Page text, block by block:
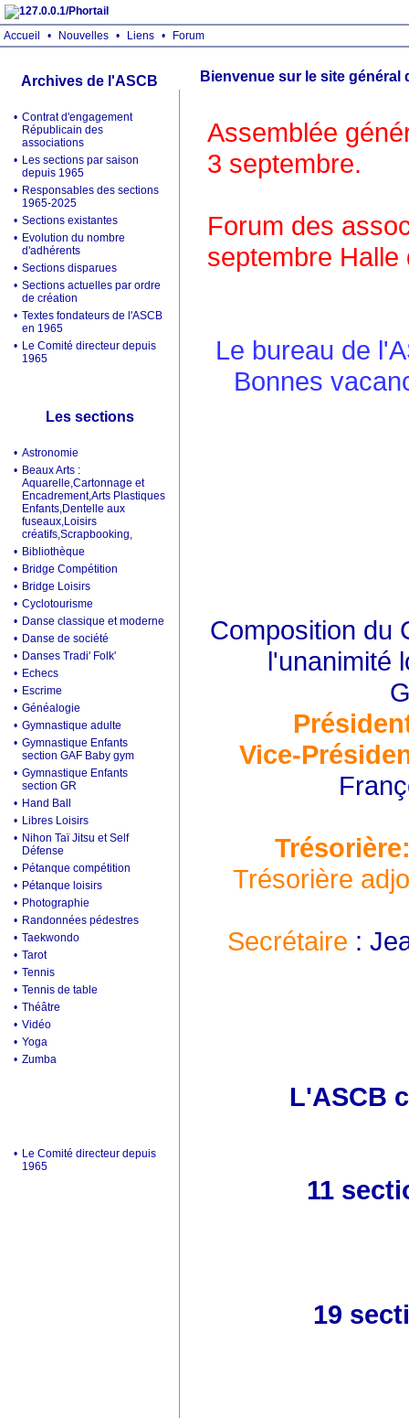
Accueil • Nouvelles • Liens • Forum
Archives de l'ASCB
• Contrat d'engagement
Républicain des
associations
• Les sections par saison
depuis 1965
• Responsables des sections
1965-2025
• Sections existantes
• Evolution du nombre
d'adhérents
• Sections disparues
• Sections actuelles par ordre
de création
• Textes fondateurs de l'ASCB
en 1965
• Le Comité directeur depuis
1965
Les sections
• Astronomie
• Beaux Arts :
Aquarelle,Cartonnage et
Encadrement,Arts Plastiques
Enfants,Dentelle aux
fuseaux,Loisirs
créatifs,Scrapbooking,
• Bibliothèque
• Bridge Compétition
• Bridge Loisirs
• Cyclotourisme
• Danse classique et moderne
• Danse de société
• Danses Tradi' Folk'
• Echecs
• Escrime
• Généalogie
• Gymnastique adulte
• Gymnastique Enfants
section GAF Baby gym
• Gymnastique Enfants
section GR
• Hand Ball
• Libres Loisirs
• Nihon Taï Jitsu et Self
Défense
• Pétanque compétition
• Pétanque loisirs
• Photographie
• Randonnées pédestres
• Taekwondo
• Tarot
• Tennis
• Tennis de table
• Théâtre
• Vidéo
• Yoga
• Zumba
• Le Comité directeur depuis
1965
Bienvenue sur le site général
Assemblée
3 septembre.
Forum des
septembre Halle
Le bureau de
Bonnes
Composition du
l'unanimité
Vice-
Trésorière
Secrétaire :
L'ASCB
11
19